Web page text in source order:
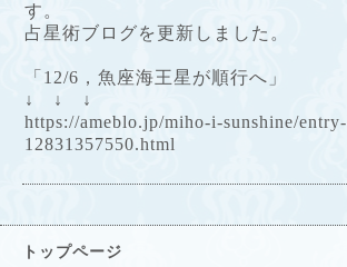
す。
占星術ブログを更新しました。
「12/6，魚座海王星が順行へ」
↓ ↓ ↓
https://ameblo.jp/miho-i-sunshine/entry-
12831357550.html
トップページ